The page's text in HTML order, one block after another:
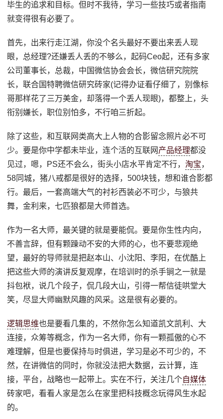
毕生的追求和目标。但时不我待，学习一些技巧或者指南
就变得很有必要了。
首先，出来行走江湖，你没个名头最好不要出来丢人现
眼，总经理?还嫌丢人丢的不够么，起码Ceo起，还有多家
公司董事长，总裁，中国微信协会会长，微信研究院院
长，联合国特聘微信研究砖家(记得办证看仔细了，别像标
哥那样花了三万美金，却落得一个丢人现眼)，都整上，头
衔别嫌长，职位别怕多，不行咱三折起。
除了这些，和互联网类高大上人物的合影留念照片必不可
少。要是你中学都未毕业，连个活的互联网 产品经理都没
见过，嗯，PS还不会么，街头小店水平肯定不行，淘宝，
58同城，猪八戒都是很好的选择，500块钱，想和谁合影都
行。最后，一套高端大气的衬衫西装必不可少，与狼共
舞，金利来，七匹狼都是大师首选。
作为一名大师，最关键的就是要能侃。要是你生性内向，
不善言辞，但有颗躁动不安的大师的心，也不要悲观绝
望，最好的导师就是把赵本山、小沈阳、李阳，在优酷上
把这些大师的演讲反复观摩，在培训时的杀手锏之一就是
抖包袱，说几个段子，侃几段大山，引得一帮信徒哄堂大
笑，尽显大师幽默风趣的风采。这是很有必要的。
逻辑思维也是要看几集的，不然你怎么知道凯文凯利、大
连接，众筹等概念，作为一名大师，你有一颗孤傲的心不
难理解，但是也要保持与时俱进，学习是必不可少的，不
然，在讲微信的同时，你就没法把大数据，云计算，连
接，平台，战略也一起带上。实在不行，关注几个自媒体
砖家吧，看看人家是怎么在家里把科技概念玩得风生水起
的。